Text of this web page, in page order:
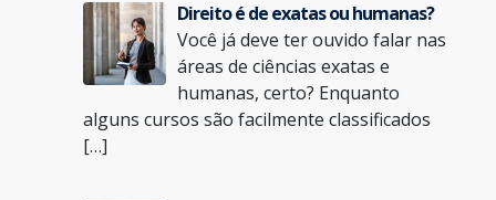
Direito é de exatas ou humanas?
Você já deve ter ouvido falar nas
áreas de ciências exatas e
humanas, certo? Enquanto
alguns cursos são facilmente classificados
[…]